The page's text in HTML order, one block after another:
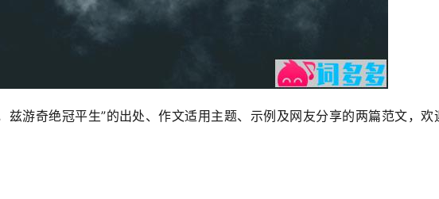
兹游奇绝冠平生”的出处、作文适用主题、示例及网友分享的两篇范文，欢